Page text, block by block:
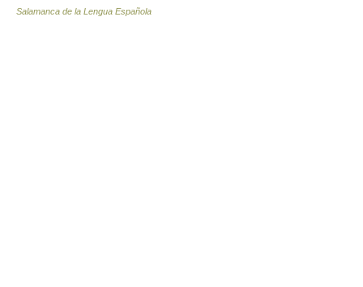
Salamanca de la Lengua Española